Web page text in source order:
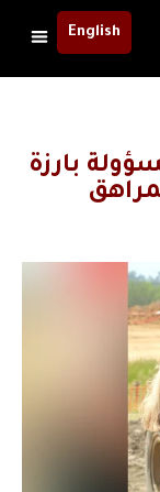
English
بارزة